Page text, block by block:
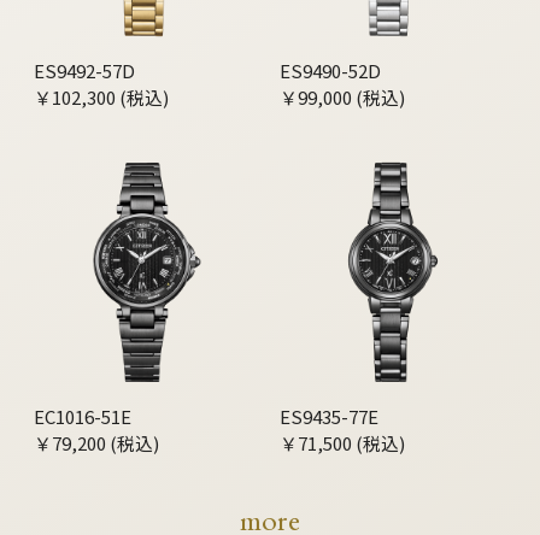
ES9492-57D
￥102,300 (税込)
ES9490-52D
￥99,000 (税込)
EC1016-51E
￥79,200 (税込)
ES9435-77E
￥71,500 (税込)
more